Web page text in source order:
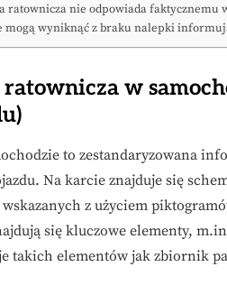
ratownicza nie odpowiada faktycznemu
mogą wyniknąć z braku nalepki
ratownicza w
to zestandaryzowana
Na karcie znajduje się
z użyciem
się kluczowe elementy,
takich elementów jak zbiornik